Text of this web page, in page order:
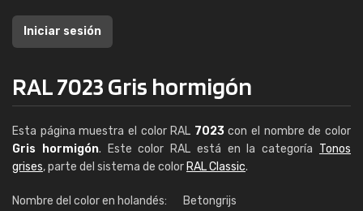
Iniciar sesión
RAL 7023 Gris hormigón
Esta página muestra el color RAL 7023con el nombre de color
Gris hormigón. Este color RAL está en la categoría Tonos
grises, parte del sistema de color RAL Classic.
Nombre del color en holandés:
Betongrijs